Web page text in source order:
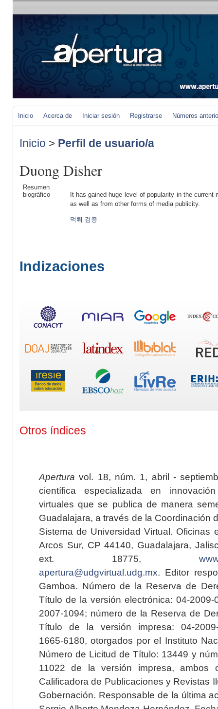
Inicio Acerca de Iniciar sesión Registrarse Números
Inicio > Perfil de usuario/a
Duong Disher
Resumen
biográfico
It has gained huge level of popularity in the
as well as from other forms of media publicity.
먹튀 검증
Indizaciones
Otros índices
Apertura vol. 18, núm. 1, abril -
científica especializada en
virtuales que se publica de manera
Guadalajara, a través de la Coordinación
Sistema de Universidad Virtual. Oficinas
Arcos Sur, CP 44140, Guadalajara,
ext. 18775,
apertura@udgvirtual.udg.mx. Editor
Gamboa. Número de la Reserva de
Título de la versión electrónica: 04-2009-
2007-1094; número de la Reserva de
Título de la versión impresa: 04-2009-
1665-6180, otorgados por el Instituto
Número de Licitud de Título: 13449 y
11022 de la versión impresa, ambos
Calificadora de Publicaciones y Revistas
Gobernación. Responsable de la última